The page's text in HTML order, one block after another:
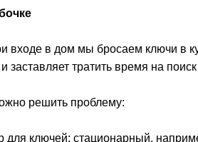
входе в дом мы бросаем ключи в
заставляет тратить время на
решить проблему:
для ключей: стационарный,